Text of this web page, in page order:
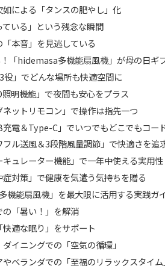
如による「タンスの肥やし」化
ている」という残念な瞬間
「本音」を見逃している
「hidemasa多機能扇風機」が母の日ギ
役」でどんな場所も快適空間に
照明機能」で夜間も安心をプラス
ネットリモコン」で操作は指先一つ
充電＆Type-C」でいつでもどこでもコー
フル送風＆3段階風量調節」で快適さを追
キュレーター機能」で一年中使える実用性
症対策」で健康を気遣う気持ちを贈る
機能扇風機」を最大限に活用する実践ガ
の「暑い！」を解消
適な眠り」をサポート
イニングでの「空気の循環」
ベランダでの「至福のリラックスタイム